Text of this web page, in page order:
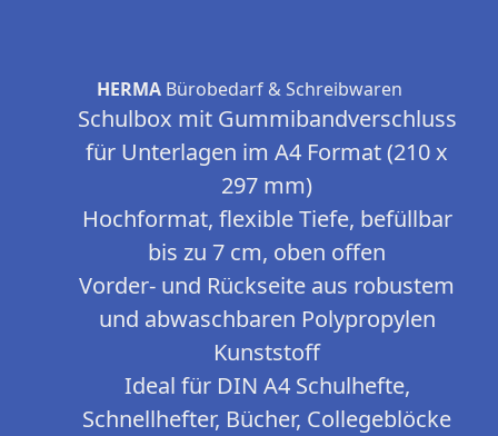
HERMABürobedarf & Schreibwaren
Schulbox mit Gummibandverschluss
für Unterlagen im A4 Format (210 x
297 mm)
Hochformat, flexible Tiefe, befüllbar
bis zu 7 cm, oben offen
Vorder- und Rückseite aus robustem
und abwaschbaren Polypropylen
Kunststoff
Ideal für DIN A4 Schulhefte,
Schnellhefter, Bücher, Collegeblöcke